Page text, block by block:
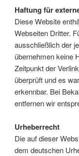
Haftung für
Diese Website
Webseiten Dritter.
ausschließlich der
übernehmen keine
Zeitpunkt der
überprüft und es
erkennbar. Bei
entfernen wir
Urheberrecht
Die auf dieser
dem deutschen